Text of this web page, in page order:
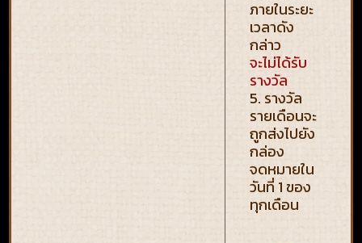
ภายในระยะ
เวลาดัง
กล่าว
จะไม่ได้รับ
รางวัล
5. รางวัล
รายเดือนจะ
ถูกส่งไปยัง
กล่อง
จดหมายใน
วันที่ 1 ของ
ทุกเดือน